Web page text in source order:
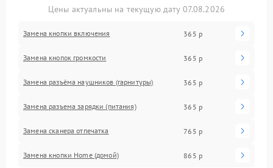
Цены актуальны на текущую дату 07.08.2026
Замена кнопки включения 365 р
Замена кнопок громкости 365 р
Замена разъёма наушников (гарнитуры) 365 р
Замена разъема зарядки (питания) 365 р
Замена сканера отпечатка 765 р
Замена кнопки Home (домой) 865 р